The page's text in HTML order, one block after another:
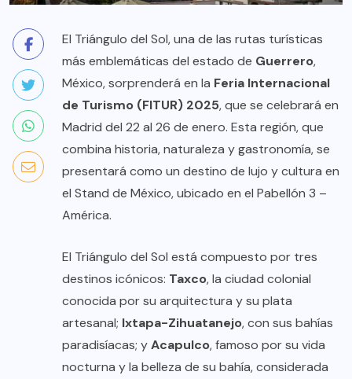
El Triángulo del Sol, una de las rutas turísticas
más emblemáticas del estado de Guerrero,
México, sorprenderá en la Feria Internacional
de Turismo (FITUR) 2025, que se celebrará en
Madrid del 22 al 26 de enero. Esta región, que
combina historia, naturaleza y gastronomía, se
presentará como un destino de lujo y cultura en
el Stand de México, ubicado en el Pabellón 3 –
América.
El Triángulo del Sol está compuesto por tres
destinos icónicos: Taxco, la ciudad colonial
conocida por su arquitectura y su plata
artesanal; Ixtapa-Zihuatanejo, con sus bahías
paradisíacas; yAcapulco, famoso por su vida
nocturna y la belleza de su bahía, considerada